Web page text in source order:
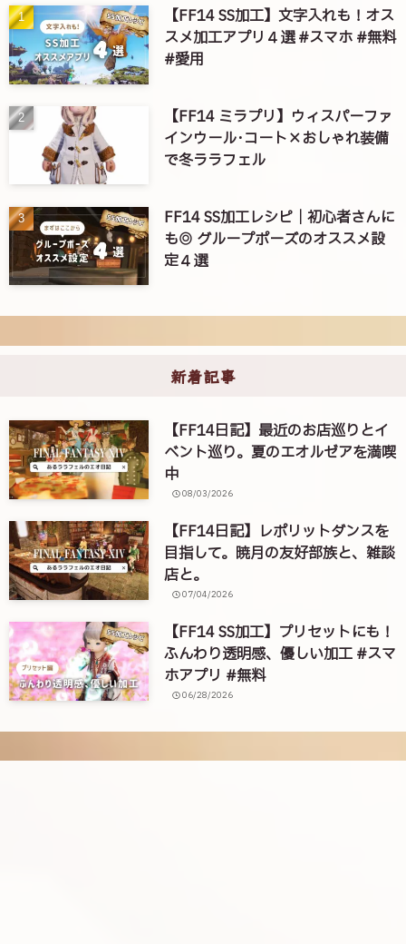
【FF14 SS加工】文字入れも！オス
スメ加工アプリ４選 #スマホ #無料
#愛用
【FF14 ミラプリ】ウィスパーファ
インウール･コート×おしゃれ装備
で冬ララフェル
FF14 SS加工レシピ｜初心者さんに
も◎ グループポーズのオススメ設
定４選
新着記事
【FF14日記】最近のお店巡りとイ
ベント巡り。夏のエオルゼアを満喫
中
08/03/2026
【FF14日記】レポリットダンスを
目指して。暁月の友好部族と、雑談
店と。
07/04/2026
【FF14 SS加工】プリセットにも！
ふんわり透明感、優しい加工 #スマ
ホアプリ #無料
06/28/2026